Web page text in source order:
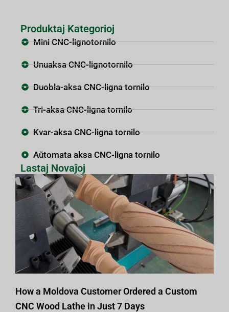
Produktaj Kategorioj
Mini CNC-lignotornilo
Unuaksa CNC-lignotornilo
Duobla-aksa CNC-ligna tornilo
Tri-aksa CNC-ligna tornilo
Kvar-aksa CNC-ligna tornilo
Aŭtomata aksa CNC-ligna tornilo
Lastaj Novaĵoj
How a Moldova Customer Ordered a Custom
CNC Wood Lathe in Just 7 Days